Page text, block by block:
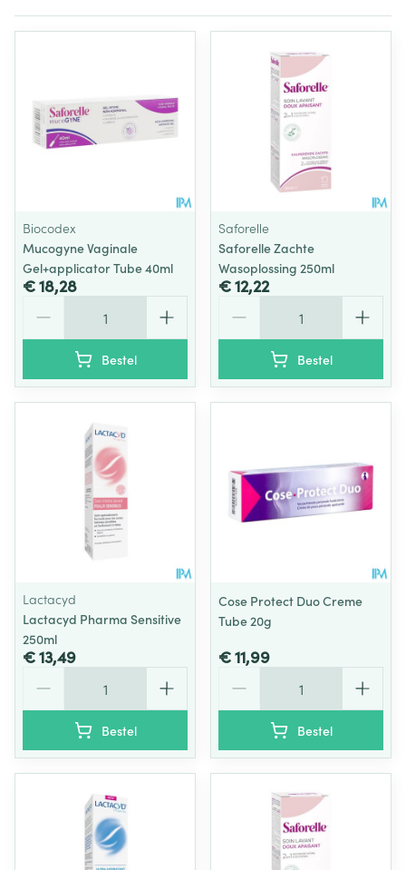
Biocodex
Mucogyne Vaginale
Gel+applicator Tube 40ml
€ 18,28
Bestel
Saforelle
Saforelle Zachte
Wasoplossing 250ml
€ 12,22
Bestel
Lactacyd
Lactacyd Pharma Sensitive
250ml
€ 13,49
Bestel
Cose Protect Duo Creme
Tube 20g
€ 11,99
Bestel